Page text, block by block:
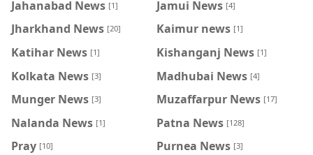
Jahanabad News [1] Jamui News [4]
Jharkhand News [20] Kaimur news [1]
Katihar News [1] Kishanganj News [1]
Kolkata News [3] Madhubai News [4]
Munger News [3] Muzaffarpur News [17]
Nalanda News [1] Patna News [128]
Pray [10] Purnea News [3]